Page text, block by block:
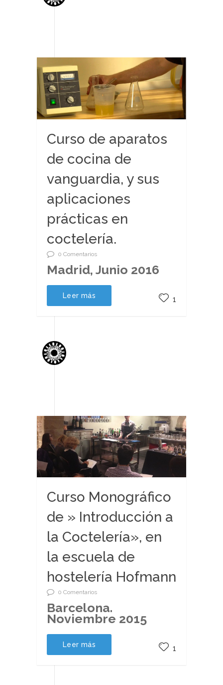
Curso de aparatos
de cocina de
vanguardia, y sus
aplicaciones
prácticas en
coctelería.
0 Comentarios
Madrid, Junio 2016
Leer más 1
Curso Monográfico
de » Introducción a
la Coctelería», en
la escuela de
hostelería Hofmann
0 Comentarios
Barcelona.
Noviembre 2015
Leer más 1